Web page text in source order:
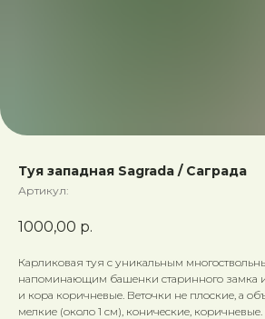
Туя западная Sagrada / Саграда
Артикул:
1000,00 р.
Карликовая туя с уникальным
напоминающим башенки старинного замка
и кора коричневые. Веточки не плоские, а
мелкие (около 1 см), конические,